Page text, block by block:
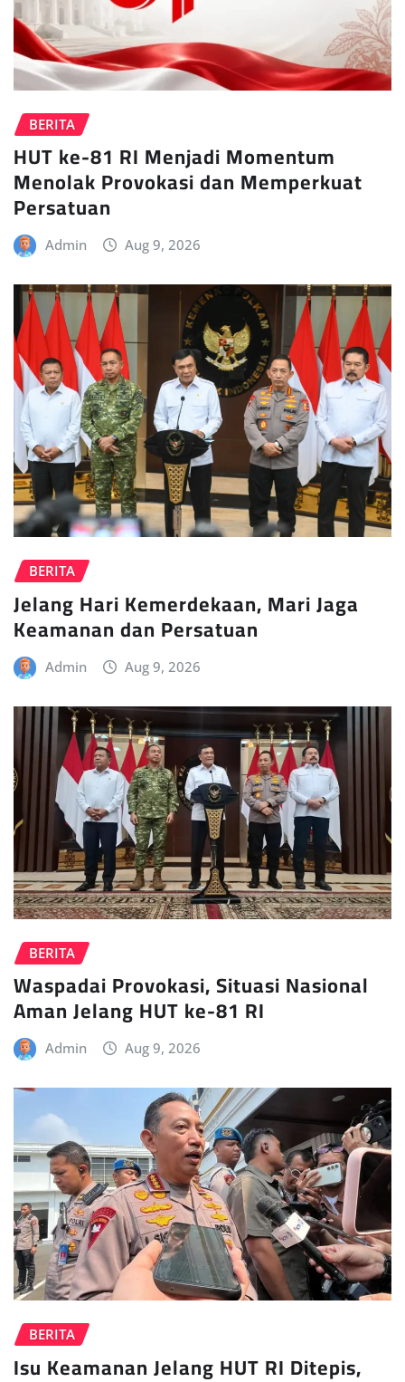
BERITA
HUT ke-81 RI Menjadi Momentum
Menolak Provokasi dan Memperkuat
Persatuan
Admin Aug 9, 2026
BERITA
Jelang Hari Kemerdekaan, Mari Jaga
Keamanan dan Persatuan
Admin Aug 9, 2026
BERITA
Waspadai Provokasi, Situasi Nasional
Aman Jelang HUT ke-81 RI
Admin Aug 9, 2026
BERITA
Isu Keamanan Jelang HUT RI Ditepis,